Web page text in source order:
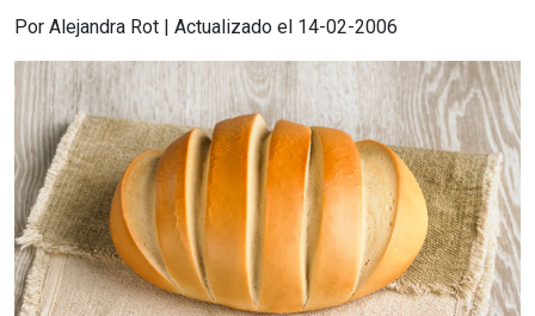
Por Alejandra Rot | Actualizado el 14-02-2006